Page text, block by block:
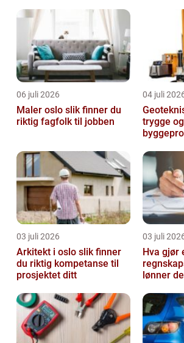
06 juli 2026
Maler oslo slik finner du
riktig fagfolk til jobben
04 juli
trygge
03 juli 2026
Arkitekt i oslo slik finner
du riktig kompetanse til
prosjektet ditt
03 juli
Hva gjør
lønner